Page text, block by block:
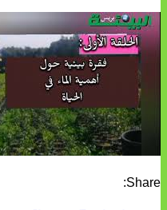
Share: